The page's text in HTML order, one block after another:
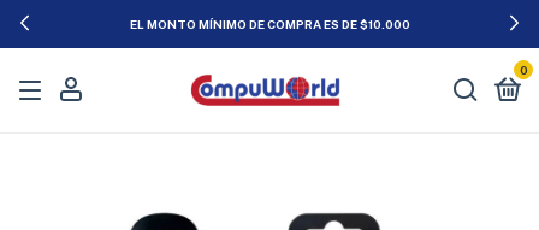
EL MONTO MÍNIMO DE COMPRA ES DE $10.000
0